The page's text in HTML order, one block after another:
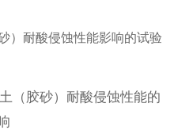
）耐酸侵蚀性能影响的试验
（胶砂）耐酸侵蚀性能的